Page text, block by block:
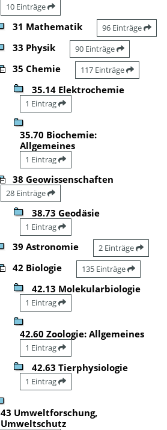
10 Einträge
31 Mathematik 96 Einträge
33 Physik 90 Einträge
35 Chemie 117 Einträge
35.14 Elektrochemie
1 Eintrag
35.70 Biochemie:
Allgemeines
1 Eintrag
38 Geowissenschaften
28 Einträge
38.73 Geodäsie
1 Eintrag
39 Astronomie 2 Einträge
42 Biologie 135 Einträge
42.13 Molekularbiologie
1 Eintrag
42.60 Zoologie: Allgemeines
1 Eintrag
42.63 Tierphysiologie
1 Eintrag
43 Umweltforschung,
Umweltschutz